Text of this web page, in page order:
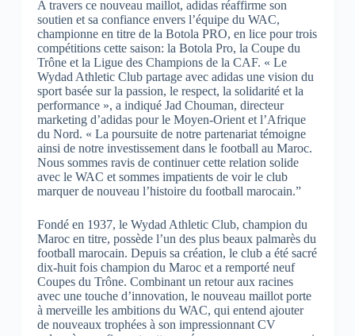
A travers ce nouveau maillot, adidas réaffirme son
soutien et sa confiance envers l’équipe du WAC,
championne en titre de la Botola PRO, en lice pour trois
compétitions cette saison: la Botola Pro, la Coupe du
Trône et la Ligue des Champions de la CAF. « Le
Wydad Athletic Club partage avec adidas une vision du
sport basée sur la passion, le respect, la solidarité et la
performance », a indiqué Jad Chouman, directeur
marketing d’adidas pour le Moyen-Orient et l’Afrique
du Nord. « La poursuite de notre partenariat témoigne
ainsi de notre investissement dans le football au Maroc.
Nous sommes ravis de continuer cette relation solide
avec le WAC et sommes impatients de voir le club
marquer de nouveau l’histoire du football marocain.”
Fondé en 1937, le Wydad Athletic Club, champion du
Maroc en titre, possède l’un des plus beaux palmarès du
football marocain. Depuis sa création, le club a été sacré
dix-huit fois champion du Maroc et a remporté neuf
Coupes du Trône. Combinant un retour aux racines
avec une touche d’innovation, le nouveau maillot porte
à merveille les ambitions du WAC, qui entend ajouter
de nouveaux trophées à son impressionnant CV